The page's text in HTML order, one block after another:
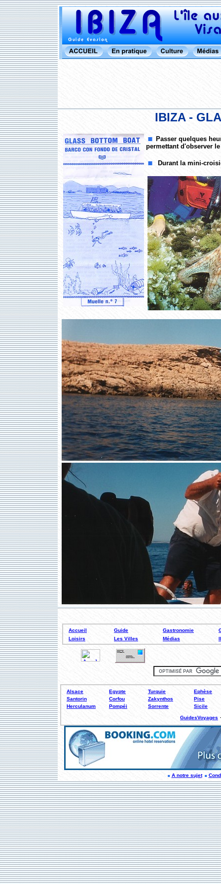
IBIZA -
Passer quelques
permettant d'observer
Durant la mini-
Accueil Guide Gastronomie
Loisirs
Les Villes Médias
Alsace Egypte Turquie
Ephèse
Santorin
Corfou Zakynthos
Pise
Herculanum
Pompéi Sorrente Sicile
GuidesVoyages
A notre sujet